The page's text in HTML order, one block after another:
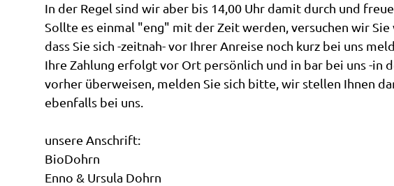
In der Regel sind wir aber bis 14,00 Uhr damit durch und
Sollte es einmal "eng" mit der Zeit werden, versuchen wir
dass Sie sich -zeitnah- vor Ihrer Anreise noch kurz bei uns
Ihre Zahlung erfolgt vor Ort persönlich und in bar bei uns -in
vorher überweisen, melden Sie sich bitte, wir stellen Ihnen
ebenfalls bei uns.
unsere Anschrift:
BioDohrn
Enno & Ursula Dohrn